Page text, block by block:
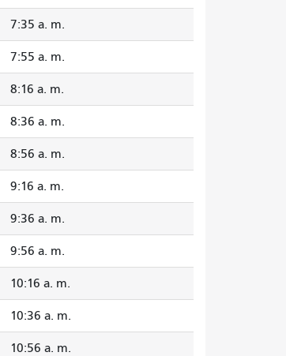
7:35 a. m.
7:55 a. m.
8:16 a. m.
8:36 a. m.
8:56 a. m.
9:16 a. m.
9:36 a. m.
9:56 a. m.
10:16 a. m.
10:36 a. m.
10:56 a. m.